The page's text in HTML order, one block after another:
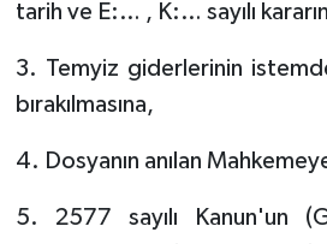
tarih ve E:… , K:… sayılı
3. Temyiz giderlerinin
bırakılmasına,
4. Dosyanın anılan
5. 2577 sayılı Kanun'un